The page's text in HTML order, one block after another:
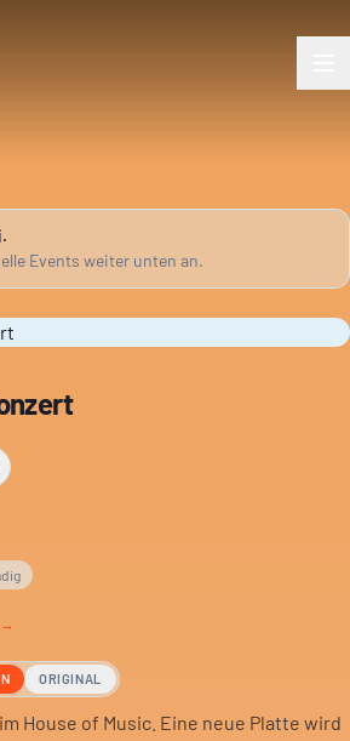
Events weiter unten an.
→
ORIGINAL
House of Music. Eine neue Platte wird